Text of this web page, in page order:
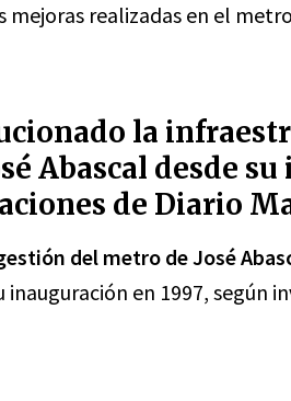
realizadas en el
la
Abascal desde
de Diario
del metro de José
inauguración en 1997, según